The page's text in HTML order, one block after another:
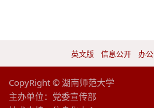
英文版 信息公开 办公
CopyRight © 湖南师范大学
主办单位：党委宣传部